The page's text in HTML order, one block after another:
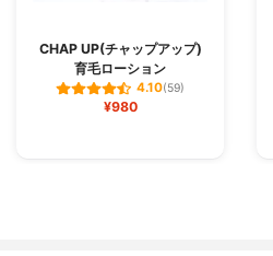
CHAP UP(チャップアップ)
育毛ローション
4.10(59)
¥980